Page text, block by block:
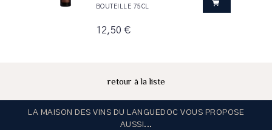
BOUTEILLE 75CL
12,50 €
retour à la liste
LA MAISON DES VINS DU LANGUEDOC VOUS PROPOSE
AUSSI...